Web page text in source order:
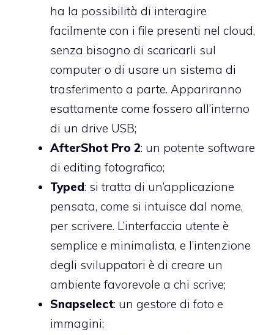
ha la possibilità di interagire
facilmente con i file presenti nel cloud,
senza bisogno di scaricarli sul
computer o di usare un sistema di
trasferimento a parte. Appariranno
esattamente come fossero all’interno
di un drive USB;
AfterShot Pro 2: un potente software
di editing fotografico;
Typed: si tratta di un’applicazione
pensata, come si intuisce dal nome,
per scrivere. L’interfaccia utente è
semplice e minimalista, e l’intenzione
degli sviluppatori è di creare un
ambiente favorevole a chi scrive;
Snapselect: un gestore di foto e
immagini;